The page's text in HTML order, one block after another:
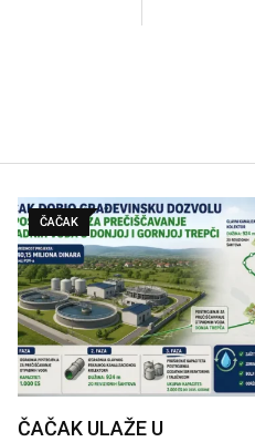
ČAČAK
ČAČAK ULAŽE U